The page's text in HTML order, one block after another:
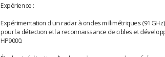
Expérience :
Expérimentation d'un radar à ondes millimétriques (91
pour la détection et la reconnaissance de cibles et
HP9000.